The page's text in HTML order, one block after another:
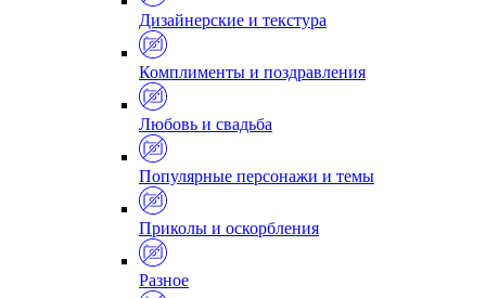
Дизайнерские и текстура
Комплименты и поздравления
Любовь и свадьба
Популярные персонажи и темы
Приколы и оскорбления
Разное